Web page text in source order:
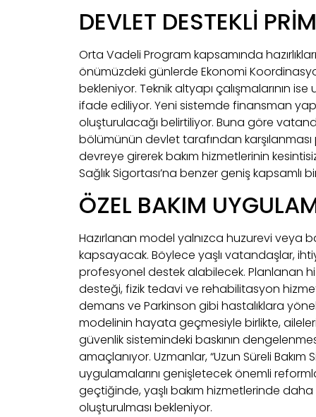
DEVLET DESTEKLİ
Orta Vadeli Program kapsamında
önümüzdeki günlerde Ekonomi
bekleniyor. Teknik altyapı çalışmalarının
ifade ediliyor. Yeni sistemde finansman
oluşturulacağı belirtiliyor. Buna göre
bölümünün devlet tarafından
devreye girerek bakım hizmetlerinin
Sağlık Sigortası’na benzer geniş kapsamlı
ÖZEL BAKIM
Hazırlanan model yalnızca huzurevi veya
kapsayacak. Böylece yaşlı vatandaşlar,
profesyonel destek alabilecek. Planlanan
desteği, fizik tedavi ve rehabilitasyon
demans ve Parkinson gibi hastalıklara
modelinin hayata geçmesiyle birlikte,
güvenlik sistemindeki baskının
amaçlanıyor. Uzmanlar, “Uzun Süreli
uygulamalarını genişletecek önemli
geçtiğinde, yaşlı bakım hizmetlerinde daha
oluşturulması bekleniyor.